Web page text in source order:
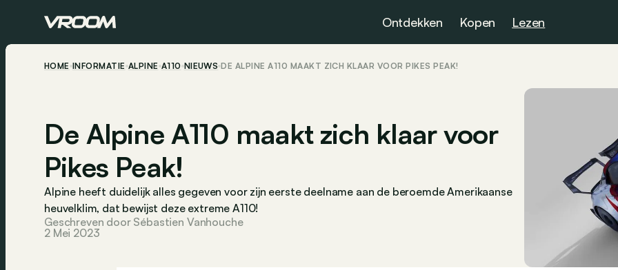
Ontdekken Kopen Lezen
HOME INFORMATIE ALPINE A110 NIEUWS DE ALPINE A110 MAAKT ZICH KLAAR VOOR PIKES PEAK!
De Alpine A110 maakt zich klaar voor
Pikes Peak!
Alpine heeft duidelijk alles gegeven voor zijn eerste deelname aan de beroemde Amerikaanse
heuvelklim, dat bewijst deze extreme A110!
Geschreven door Sébastien Vanhouche
2 Mei 2023